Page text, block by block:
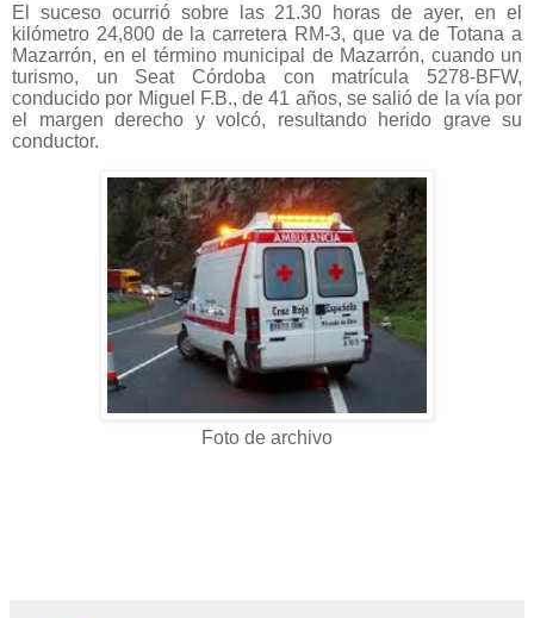
El suceso ocurrió sobre las 21.30 horas de ayer, en el
kilómetro 24,800 de la carretera RM-3, que va de Totana a
Mazarrón, en el término municipal de Mazarrón, cuando un
turismo, un Seat Córdoba con matrícula 5278-BFW,
conducido por Miguel F.B., de 41 años, se salió de la vía por
el margen derecho y volcó, resultando herido grave su
conductor.
Foto de archivo